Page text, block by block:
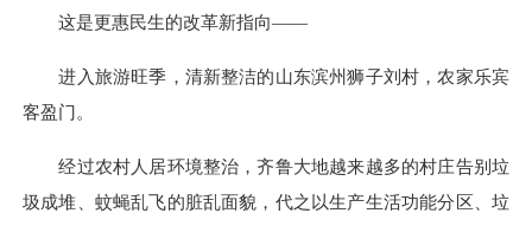
这是更惠民生的改革新指向——
进入旅游旺季，清新整洁的山东滨州狮子刘村，农家乐宾
客盈门。
经过农村人居环境整治，齐鲁大地越来越多的村庄告别垃
圾成堆、蚊蝇乱飞的脏乱面貌，代之以生产生活功能分区、垃